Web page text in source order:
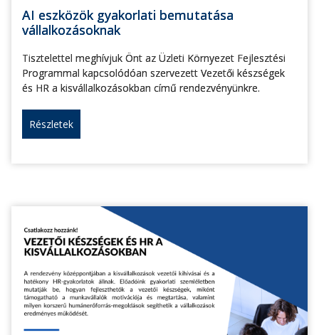
AI eszközök gyakorlati bemutatása
vállalkozásoknak
Tisztelettel meghívjuk Önt az Üzleti Környezet Fejlesztési
Programmal kapcsolódóan szervezett Vezetői készségek
és HR a kisvállalkozásokban című rendezvényünkre.
Részletek